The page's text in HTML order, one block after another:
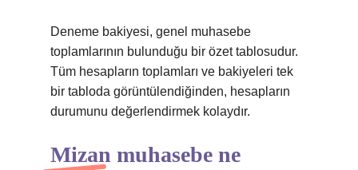
Deneme bakiyesi, genel muhasebe
toplamlarının bulunduğu bir özet tablosudur.
Tüm hesapların toplamları ve bakiyeleri tek
bir tabloda görüntülendiğinden, hesapların
durumunu değerlendirmek kolaydır.
Mizan muhasebe ne